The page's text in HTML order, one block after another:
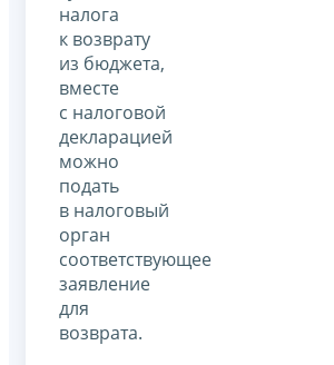
налога
к возврату
из бюджета,
вместе
с налоговой
декларацией
можно
подать
в налоговый
орган
соответствующее
заявление
для
возврата.